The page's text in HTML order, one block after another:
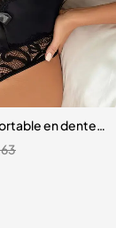
en dentelle